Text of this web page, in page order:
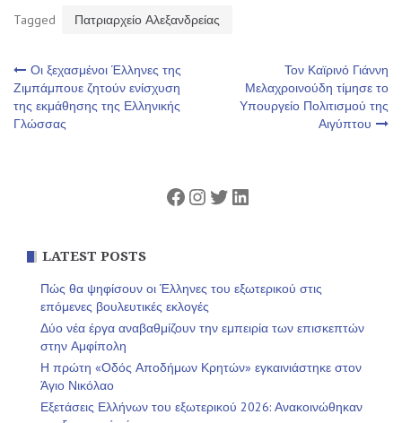
Tagged Πατριαρχείο Αλεξανδρείας
Πλοήγηση
άρθρων
Οι ξεχασμένοι Έλληνες της
Ζιμπάμπουε ζητούν ενίσχυση
της εκμάθησης της Ελληνικής
Γλώσσας
Τον Καϊρινό Γιάννη
Μελαχροινούδη τίμησε το
Υπουργείο Πολιτισμού της
Αιγύπτου
Facebook
Instagram
Twitter
Linkedin
LATEST POSTS
Πώς θα ψηφίσουν οι Έλληνες του εξωτερικού στις
επόμενες βουλευτικές εκλογές
Δύο νέα έργα αναβαθμίζουν την εμπειρία των επισκεπτών
στην Αμφίπολη
Η πρώτη «Οδός Αποδήμων Κρητών» εγκαινιάστηκε στον
Άγιο Νικόλαο
Εξετάσεις Ελλήνων του εξωτερικού 2026: Ανακοινώθηκαν